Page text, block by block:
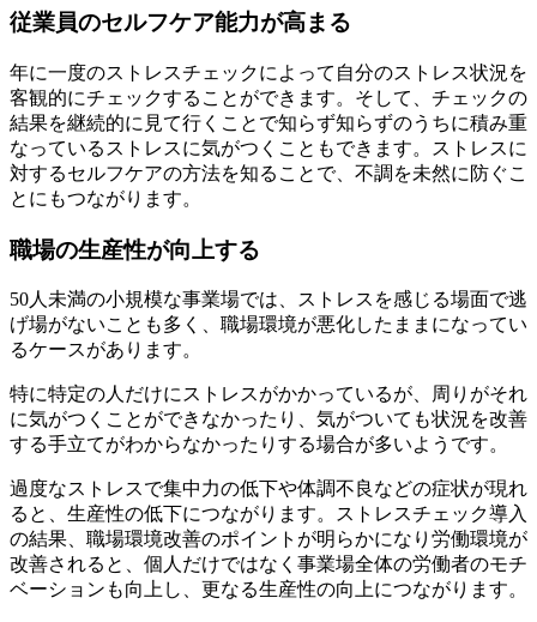
従業員のセルフケア能力が高まる
年に一度のストレスチェックによって自分のストレス状況を
客観的にチェックすることができます。そして、チェックの
結果を継続的に見て行くことで知らず知らずのうちに積み重
なっているストレスに気がつくこともできます。ストレスに
対するセルフケアの方法を知ることで、不調を未然に防ぐこ
とにもつながります。
職場の生産性が向上する
50人未満の小規模な事業場では、ストレスを感じる場面で逃
げ場がないことも多く、職場環境が悪化したままになってい
るケースがあります。
特に特定の人だけにストレスがかかっているが、周りがそれ
に気がつくことができなかったり、気がついても状況を改善
する手立てがわからなかったりする場合が多いようです。
過度なストレスで集中力の低下や体調不良などの症状が現れ
ると、生産性の低下につながります。ストレスチェック導入
の結果、職場環境改善のポイントが明らかになり労働環境が
改善されると、個人だけではなく事業場全体の労働者のモチ
ベーションも向上し、更なる生産性の向上につながります。